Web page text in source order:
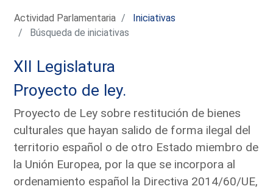
Actividad Parlamentaria
Iniciativas
Búsqueda de iniciativas
XII Legislatura
Proyecto de ley.
Proyecto de Ley sobre restitución de bienes
culturales que hayan salido de forma ilegal del
territorio español o de otro Estado miembro de
la Unión Europea, por la que se incorpora al
ordenamiento español la Directiva 2014/60/UE,